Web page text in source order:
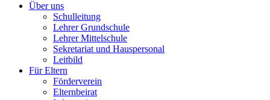
Über uns
Schulleitung
Lehrer Grundschule
Lehrer Mittelschule
Sekretariat und Hauspersonal
Leitbild
Für Eltern
Förderverein
Elternbeirat